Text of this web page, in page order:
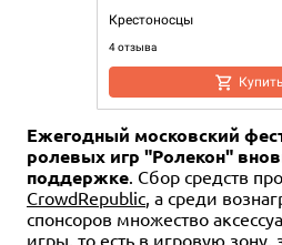
Крестоносцы
4 отзыва
Купить
Ежегодный московский
ролевых игр "Ролекон"
поддержке . Сбор средств
CrowdRepublic , а среди
спонсоров множество
игры, то есть в игровую зону,